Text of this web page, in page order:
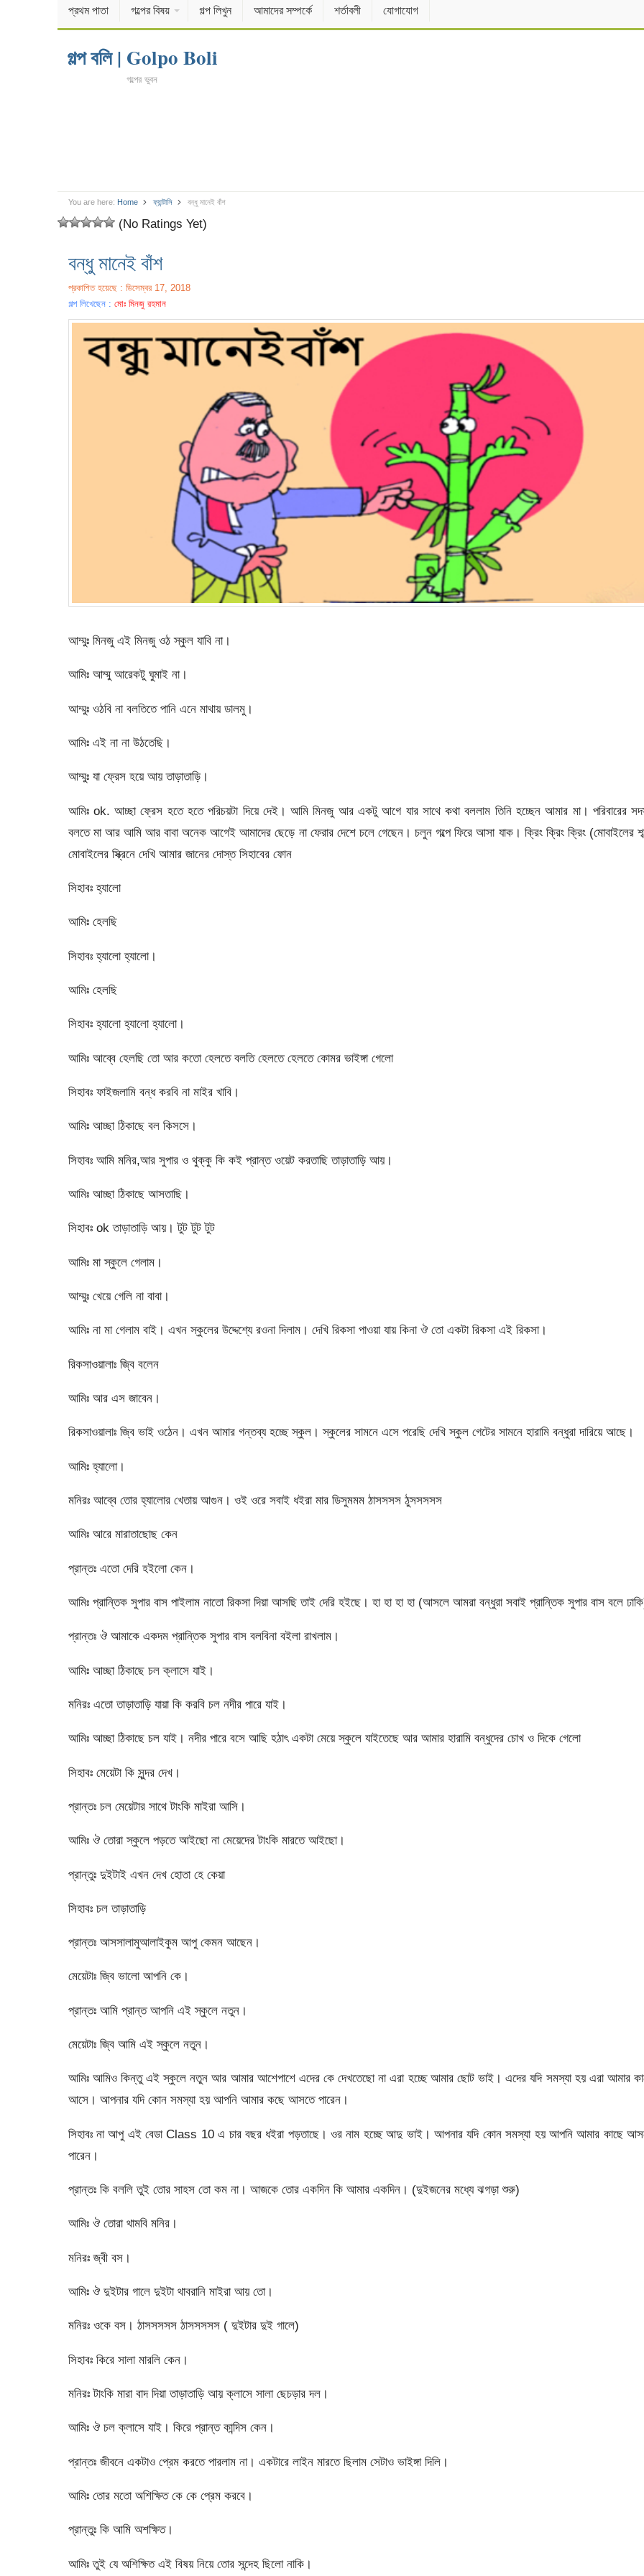
প্রথম পাতা গল্পের বিষয় গল্প লিখুন আমাদের সম্পর্কে শর্তাবলী যোগাযোগ
গল্প বলি | Golpo Boli
গল্পের ভুবন
You are here: Home ফ্যান্টাসি বন্ধু মানেই বাঁশ
(No Ratings Yet)
বন্ধু মানেই বাঁশ
প্রকাশিত হয়েছে : ডিসেম্বর 17, 2018
গল্প লিখেছেন : মোঃ মিনজু রহমান
আম্মুঃ মিনজু এই মিনজু ওঠ স্কুল যাবি না।
আমিঃ আম্মু আরেকটু ঘুমাই না।
আম্মুঃ ওঠবি না বলতিতে পানি এনে মাথায় ডালমু।
আমিঃ এই না না উঠতেছি।
আম্মুঃ যা ফ্রেস হয়ে আয় তাড়াতাড়ি।
আমিঃ ok. আচ্ছা ফ্রেস হতে হতে পরিচয়টা দিয়ে দেই। আমি মিনজু আর একটু আগে যার সাথে কথা বললাম তিনি হচ্ছেন আমার মা। পরিবারের
বলতে মা আর আমি আর বাবা অনেক আগেই আমাদের ছেড়ে না ফেরার দেশে চলে গেছেন। চলুন গল্পে ফিরে আসা যাক। ক্রিং ক্রিং ক্রিং (মোবাইলের
মোবাইলের স্ক্রিনে দেখি আমার জানের দোস্ত সিহাবের ফোন
সিহাবঃ হ্যালো
আমিঃ হেলছি
সিহাবঃ হ্যালো হ্যালো।
আমিঃ হেলছি
সিহাবঃ হ্যালো হ্যালো হ্যালো।
আমিঃ আব্বে হেলছি তো আর কতো হেলতে বলতি হেলতে হেলতে কোমর ভাইঙ্গা গেলো
সিহাবঃ ফাইজলামি বন্ধ করবি না মাইর খাবি।
আমিঃ আচ্ছা ঠিকাছে বল কিসসে।
সিহাবঃ আমি মনির,আর সুপার ও থুক্কু কি কই প্রান্ত ওয়েট করতাছি তাড়াতাড়ি আয়।
আমিঃ আচ্ছা ঠিকাছে আসতাছি।
সিহাবঃ ok তাড়াতাড়ি আয়। টুট টুট টুট
আমিঃ মা স্কুলে গেলাম।
আম্মুঃ খেয়ে গেলি না বাবা।
আমিঃ না মা গেলাম বাই। এখন স্কুলের উদ্দেশ্যে রওনা দিলাম। দেখি রিকসা পাওয়া যায় কিনা ঔ তো একটা রিকসা এই রিকসা।
রিকসাওয়ালাঃ জ্বি বলেন
আমিঃ আর এস জাবেন।
রিকসাওয়ালাঃ জ্বি ভাই ওঠেন। এখন আমার গন্তব্য হচ্ছে স্কুল। স্কুলের সামনে এসে পরেছি দেখি স্কুল গেটের সামনে হারামি বন্ধুরা দারিয়ে আছে।
আমিঃ হ্যালো।
মনিরঃ আব্বে তোর হ্যালোর খেতায় আগুন। ওই ওরে সবাই ধইরা মার ডিসুমমম ঠাসসসস ঠুসসসসস
আমিঃ আরে মারাতাছোছ কেন
প্রান্তঃ এতো দেরি হইলো কেন।
আমিঃ প্রান্তিক সুপার বাস পাইলাম নাতো রিকসা দিয়া আসছি তাই দেরি হইছে। হা হা হা হা (আসলে আমরা বন্ধুরা সবাই প্রান্তিক সুপার বাস বলে
প্রান্তঃ ঔ আমাকে একদম প্রান্তিক সুপার বাস বলবিনা বইলা রাখলাম।
আমিঃ আচ্ছা ঠিকাছে চল ক্লাসে যাই।
মনিরঃ এতো তাড়াতাড়ি যায়া কি করবি চল নদীর পারে যাই।
আমিঃ আচ্ছা ঠিকাছে চল যাই। নদীর পারে বসে আছি হঠাৎ একটা মেয়ে স্কুলে যাইতেছে আর আমার হারামি বন্ধুদের চোখ ও দিকে গেলো
সিহাবঃ মেয়েটা কি সুন্দর দেখ।
প্রান্তঃ চল মেয়েটার সাথে টাংকি মাইরা আসি।
আমিঃ ঔ তোরা স্কুলে পড়তে আইছো না মেয়েদের টাংকি মারতে আইছো।
প্রান্তুঃ দুইটাই এখন দেখ হোতা হে কেয়া
সিহাবঃ চল তাড়াতাড়ি
প্রান্তঃ আসসালামুআলাইকুম আপু কেমন আছেন।
মেয়েটাঃ জ্বি ভালো আপনি কে।
প্রান্তঃ আমি প্রান্ত আপনি এই স্কুলে নতুন।
মেয়েটাঃ জ্বি আমি এই স্কুলে নতুন।
আমিঃ আমিও কিন্তু এই স্কুলে নতুন আর আমার আশেপাশে এদের কে দেখতেছো না এরা হচ্ছে আমার ছোট ভাই। এদের যদি সমস্যা হয় এরা আমার
আসে। আপনার যদি কোন সমস্যা হয় আপনি আমার কছে আসতে পারেন।
সিহাবঃ না আপু এই বেডা Class 10 এ চার বছর ধইরা পড়তাছে। ওর নাম হচ্ছে আদু ভাই। আপনার যদি কোন সমস্যা হয় আপনি আমার কাছে
পারেন।
প্রান্তঃ কি বললি তুই তোর সাহস তো কম না। আজকে তোর একদিন কি আমার একদিন। (দুইজনের মধ্যে ঝগড়া শুরু)
আমিঃ ঔ তোরা থামবি মনির।
মনিরঃ জ্বী বস।
আমিঃ ঔ দুইটার গালে দুইটা থাবরানি মাইরা আয় তো।
মনিরঃ ওকে বস। ঠাসসসসস ঠাসসসসস ( দুইটার দুই গালে)
সিহাবঃ কিরে সালা মারলি কেন।
মনিরঃ টাংকি মারা বাদ দিয়া তাড়াতাড়ি আয় ক্লাসে সালা ছেচড়ার দল।
আমিঃ ঔ চল ক্লাসে যাই। কিরে প্রান্ত কান্দিস কেন।
প্রান্তঃ জীবনে একটাও প্রেম করতে পারলাম না। একটারে লাইন মারতে ছিলাম সেটাও ভাইঙ্গা দিলি।
আমিঃ তোর মতো অশিক্ষিত কে কে প্রেম করবে।
প্রান্তুঃ কি আমি অশক্ষিত।
আমিঃ তুই যে অশিক্ষিত এই বিষয় নিয়ে তোর সন্দেহ ছিলো নাকি।